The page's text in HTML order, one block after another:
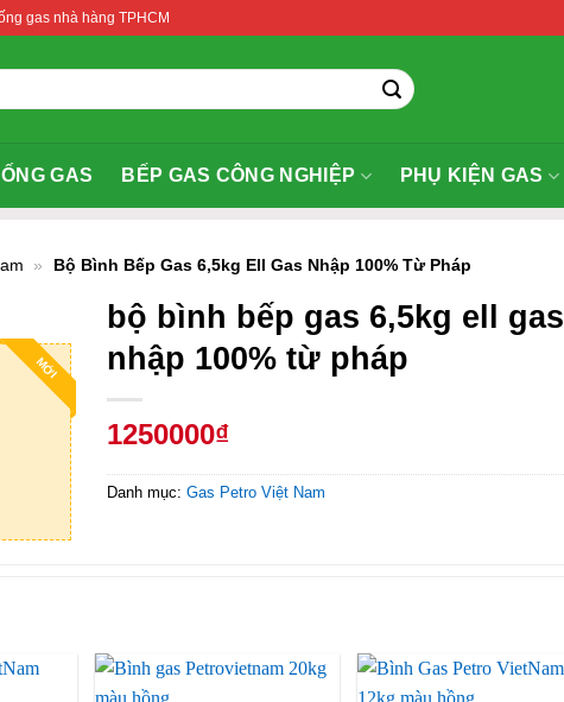
gas nhà hàng TPHCM
GAS BẾP GAS CÔNG NGHIỆP PHỤ KIỆN GAS
» Bộ Bình Bếp Gas 6,5kg Ell Gas Nhập 100% Từ Pháp
MỚI
bộ bình bếp gas 6,5kg ell gas
nhập 100% từ pháp
1250000₫
Danh mục: Gas Petro Việt Nam